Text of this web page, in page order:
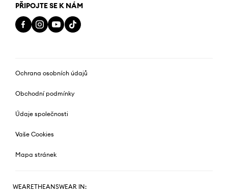
PŘIPOJTE SE K NÁM
Ochrana osobních údajů
Obchodní podmínky
Údaje společnosti
Vaše Cookies
Mapa stránek
WEARETHEANSWEAR IN: